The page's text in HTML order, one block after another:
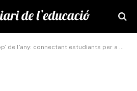
connectant estudiants per a classes de repàs